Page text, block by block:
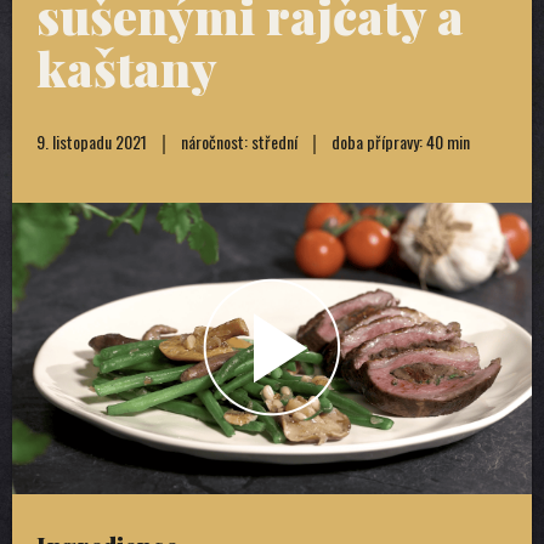
sušenými rajčaty a
kaštany
9. listopadu 2021 náročnost: střední doba přípravy: 40 min